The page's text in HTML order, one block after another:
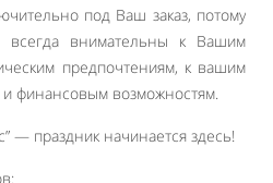
под Ваш заказ, потому
внимательны к Вашим
предпочтениям, к вашим
финансовым возможностям.
— праздник начинается здесь!